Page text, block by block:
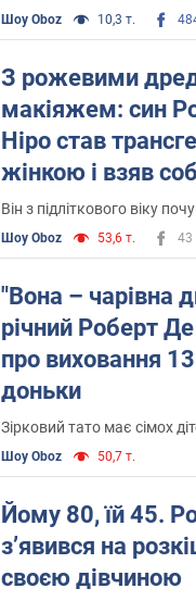
Шоу Oboz 10,3 т.
З рожевими
макіяжем: син
Ніро став
жінкою і взяв
Фото
Він з підліткового віку
Шоу Oboz 53,6 т. 43
"Вона – чарівна
річний Роберт
про виховання
доньки
Зірковий тато має сімох
Шоу Oboz 50,7 т.
Йому 80, їй 45.
зʼявився на
своєю дівчиною